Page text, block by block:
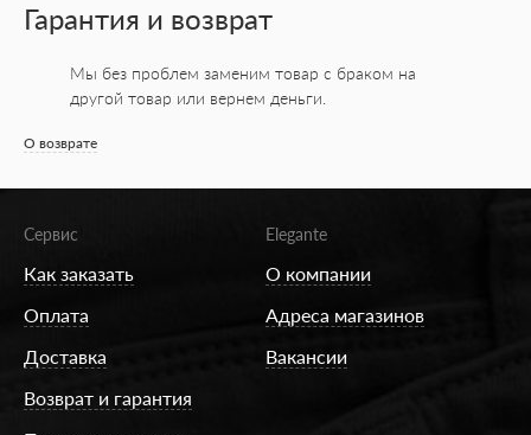
Гарантия и возврат
Мы без проблем заменим товар с браком на
другой товар или вернем деньги.
О возврате
Сервис
Как заказать
Оплата
Доставка
Возврат и гарантия
Elegante
О компании
Адреса магазинов
Вакансии